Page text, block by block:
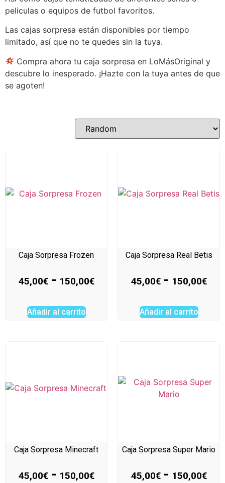
peliculas o equipos de futbol favoritos.
Las cajas sorpresa están disponibles por tiempo
limitado, así que no te quedes sin la tuya.
Compra ahora tu caja sorpresa en LoMásOriginal y
descubre lo inesperado. ¡Hazte con la tuya antes de que
se agoten!
Caja Sorpresa Frozen
45,00€ - 150,00€
Añadir al carrito
Caja Sorpresa Real Betis
45,00€ - 150,00€
Añadir al carrito
Caja Sorpresa Minecraft
45,00€ - 150,00€
Caja Sorpresa Super Mario
45,00€ - 150,00€